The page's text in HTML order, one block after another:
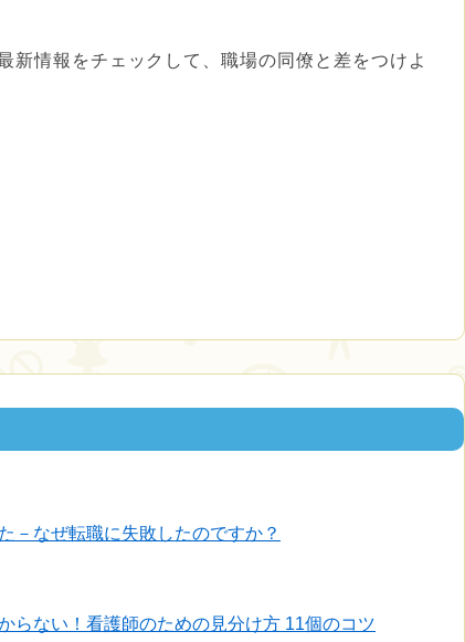
新情報をチェックして、職場の同僚と差をつけよ
－なぜ転職に失敗したのですか？
らない！看護師のための見分け方 11個のコツ